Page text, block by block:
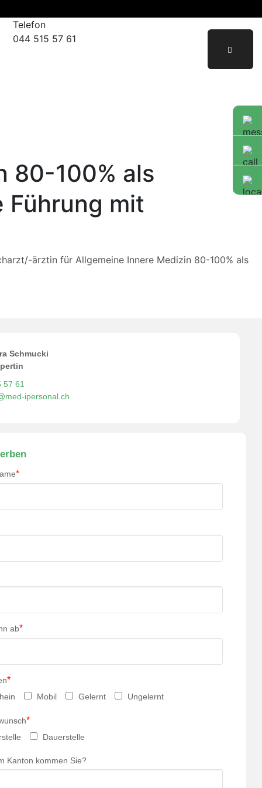
Telefon
044 515 57 61
80-100% als
mit
ärztin für Allgemeine Innere Medizin 80-100% als
Schmucki
57 61
ipersonal.ch
*
ab*
*
Mobil Gelernt Ungelernt
*
Dauerstelle
Kanton kommen Sie?